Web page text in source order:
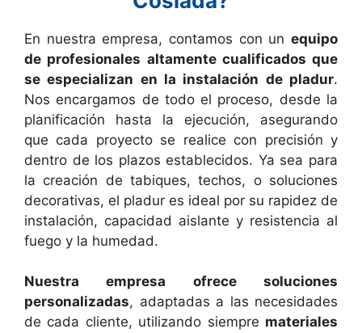
En nuestra empresa, contamos con un equipo
de profesionales altamente cualificados que
se especializan en la instalación de pladur.
Nos encargamos de todo el proceso, desde la
planificación hasta la ejecución, asegurando
que cada proyecto se realice con precisión y
dentro de los plazos establecidos. Ya sea para
la creación de tabiques, techos, o soluciones
decorativas, el pladur es ideal por su rapidez de
instalación, capacidad aislante y resistencia al
fuego y la humedad.
Nuestra empresa ofrece soluciones
personalizadas, adaptadas a las necesidades
de cada cliente, utilizando siempre materiales